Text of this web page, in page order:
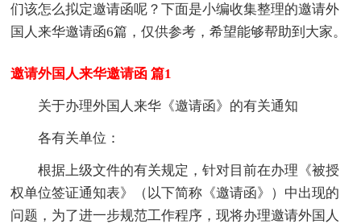
们该怎么拟定邀请函呢？下面是小编收集整理的邀请外
国人来华邀请函6篇，仅供参考，希望能够帮助到大家。
邀请外国人来华邀请函 篇1
关于办理外国人来华《邀请函》的有关通知
各有关单位：
根据上级文件的有关规定，针对目前在办理《被授
权单位签证通知表》（以下简称《邀请函》）中出现的
问题，为了进一步规范工作程序，现将办理邀请外国人